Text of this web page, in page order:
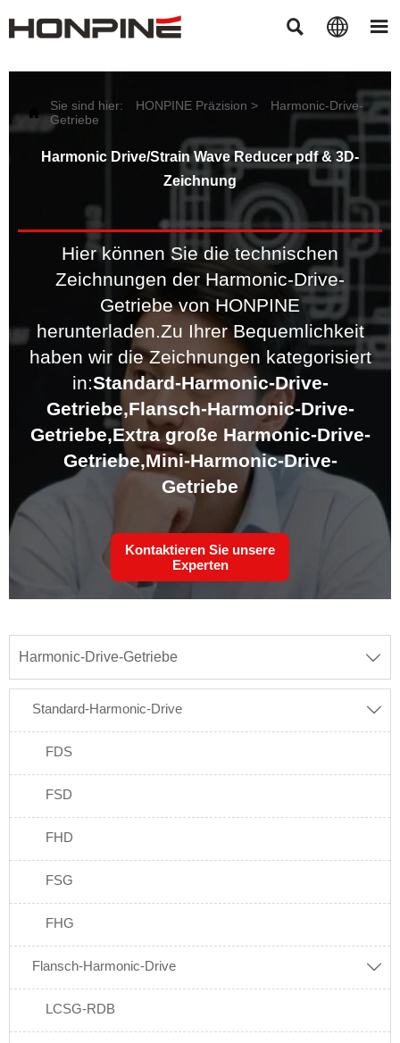
  
 Sie sind hier: HONPINE Präzision >
Harmonic-Drive-
Getriebe
Harmonic Drive/Strain Wave Reducer pdf & 3D-
Zeichnung
Hier können Sie die technischen
Zeichnungen der Harmonic-Drive-
Getriebe von HONPINE
herunterladen.Zu Ihrer Bequemlichkeit
haben wir die Zeichnungen kategorisiert
in:Standard-Harmonic-Drive-
Getriebe,Flansch-Harmonic-Drive-
Getriebe,Extra große Harmonic-Drive-
Getriebe,Mini-Harmonic-Drive-
Getriebe
Kontaktieren Sie unsere
Experten
Harmonic-Drive-Getriebe 
Standard-Harmonic-Drive 
FDS
FSD
FHD
FSG
FHG
Flansch-Harmonic-Drive 
LCSG-RDB